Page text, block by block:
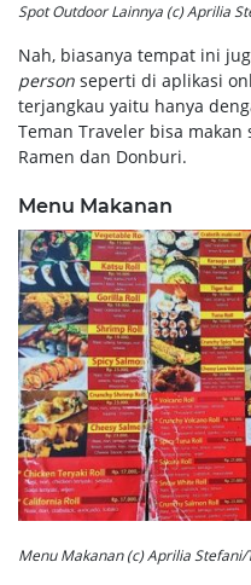
Spot Outdoor Lainnya (c) Aprilia
Nah, biasanya tempat ini
person seperti di aplikasi
terjangkau yaitu hanya
Teman Traveler bisa
Ramen dan Donburi.
Menu Makanan
Menu Makanan (c) Aprilia